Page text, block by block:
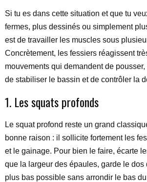
Si tu es dans cette situation et que tu
fermes, plus dessinés ou simplement
est de travailler les muscles sous
Concrètement, les fessiers réagissent
mouvements qui demandent de
de stabiliser le bassin et de contrôler la
1. Les squats profonds
Le squat profond reste un grand
bonne raison : il sollicite fortement les
et le gainage. Pour bien le faire, écarte
que la largeur des épaules, garde le dos
plus bas possible sans arrondir le bas